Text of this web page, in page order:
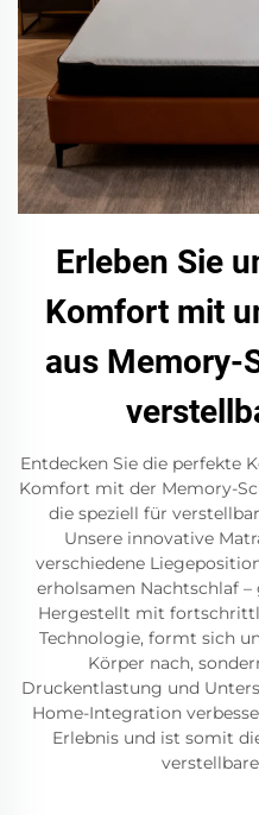
Erleben Sie
Komfort mit
aus Memory-
Entdecken Sie die perfekte
Komfort mit der Memory-
die speziell für
Unsere innovative
verschiedene
erholsamen Nachtschlaf –
Hergestellt mit
Technologie, formt sich
Körper nach,
Druckentlastung und
Home-Integration
Erlebnis und ist somit